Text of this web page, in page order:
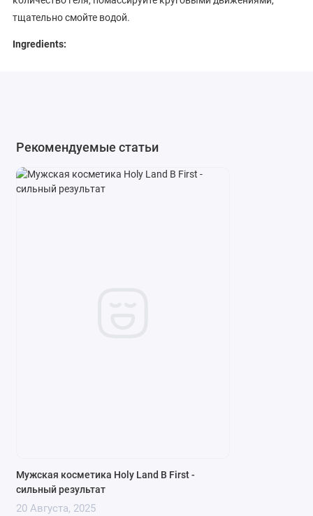
тщательно смойте водой.
Ingredients:
(MATRICARIA) FLOWER OIL, CARNOSINE, TOCOPHEROL,
COCOAMPHODIACETATE, PHENOXYETHANOL,
ETHYLHEXYLGLYCERIN, FRAGRANCE (PARFUM), GLYCERIN,
Рекомендуемые статьи
Мужская косметика Holy Land B First -
сильный результат
20 Августа, 2025